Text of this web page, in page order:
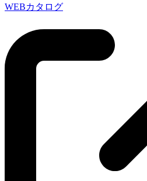
WEBカタログ